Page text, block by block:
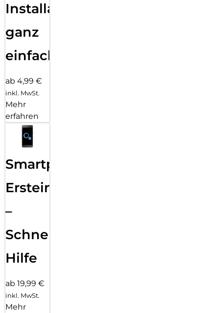
Installation
ganz
einfach
ab 4,99 €
inkl. MwSt.
Mehr
erfahren
Smartphone
Ersteinrichtung
–
Schnelle
Hilfe
ab 19,99 €
inkl. MwSt.
Mehr